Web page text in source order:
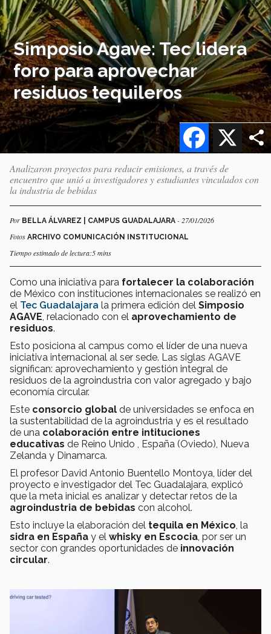
Simposio Agave: Tec lidera
foro para aprovechar
residuos tequileros
X
Facebook
Analizaron proyectos para reducir emisiones, a través de
encuentro que unió a investigadores y estudiantes vinculados con
la industria de bebidas
Por BELLA ÁLVAREZ | CAMPUS GUADALAJARA - 27/01/2026
Fotos ARCHIVO COMUNICACIÓN INSTITUCIONAL
Tiempo estimado de lectura:5 mins
Como una iniciativa para fortalecer la colaboración
de México con instituciones internacionales se realizó en
el Tec Guadalajara la primera edición del Simposio
AGAVE , relacionado con el aprovechamiento de
residuos.
Esto posiciona al campus como el líder de una nueva
iniciativa internacional al ser sede. Las siglas AGAVE
significan: aprovechamiento y gestión integral de
residuos de la agroindustria con valor agregado y bajo
economía circular.
Este consorcio global de universidades se enfoca en
la sustentabilidad de la agroindustria y es el resultado
de una colaboración entre intituciones
educativas de Reino Unido , España (Oviedo), Nueva
Zelanda y Dinamarca.
El profesor David Antonio Buentello Montoya, líder del
proyecto e investigador del Tec Guadalajara, explicó
que la meta inicial es analizar y detectar retos de la
agroindustria de bebidas con alcohol.
Esto incluye la elaboración del tequila en México , la
sidra en España y el whisky en Escocia , por ser un
sector con grandes oportunidades de innovación
circular.